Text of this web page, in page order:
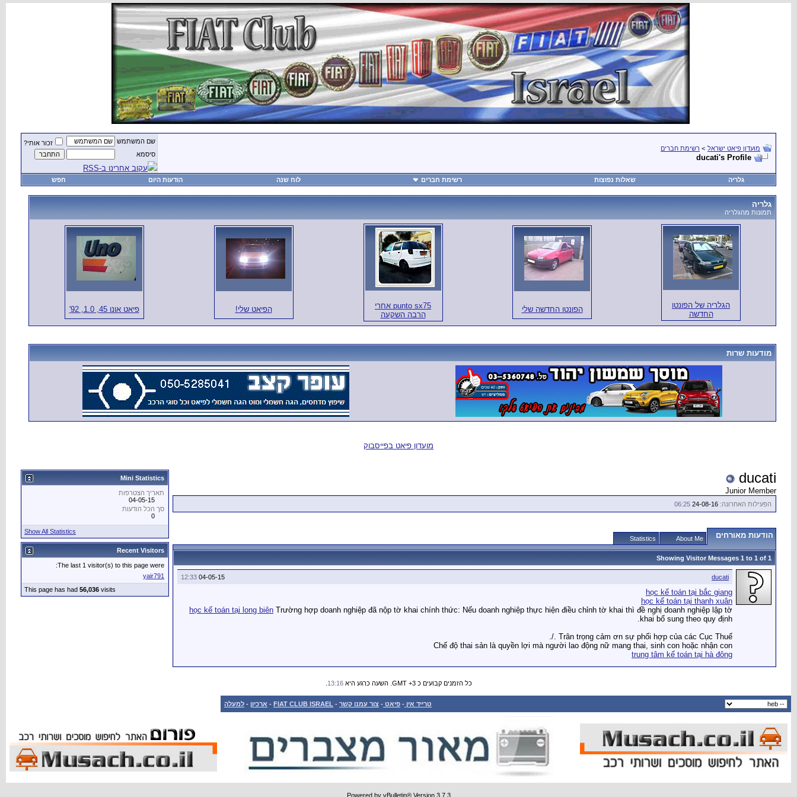
מועדון פיאט ישראל > רשימת חברים
ducati's Profile
שם המשתמש
זכור אותי?
סיסמא
עקוב אחרינו ב-RSS
גלריה שאלות נפוצות רשימת חברים לוח שנה הודעות היום חפש
גלריה
תמונות מהגלריה
הגלריה של הפונטו
החדשה
הפונטו החדשה שלי
punto sx75 אחרי
הרבה השקעה
הפיאט שלי! פיאט אונו 45, 1.0, 92'
מודעות שרות
מועדון פיאט בפייסבוק
ducati
Junior Member
הפעילות האחרונה: 06:25
הודעות מאורחים About Me
Statistics
Showing Visitor Messages 1 to 1 of 1
04-05-15
12:33 ducati
học kế toán tại bắc giang
học kế toán tại thanh xuân
học kế toán tại long biên Trường hợp doanh nghiệp đã nộp tờ khai chính thức: Nếu doanh nghiệp thực hiện điều chỉnh tờ khai thì đề nghị doanh nghiệp lập tờ
khai bổ sung theo quy định.
Trân trọng cảm ơn sự phối hợp của các Cục Thuế ./.
Chế độ thai sản là quyền lợi mà người lao động nữ mang thai, sinh con hoặc nhận con
trung tâm kế toán tại hà đông
Mini Statistics
תאריך הצטרפות
04-05-15
סך הכל הודעות
0
Show All Statistics
Recent Visitors
The last 1 visitor(s) to this page were:
yair791
This page has had 56,036 visits
כל הזמנים קבועים כ GMT +3. השעה כרגע היא 13:16
טרייד אין - פיאט - צור עמנו קשר -
FIAT CLUB ISRAEL
- ארכיון - למעלה
Powered by vBulletin® Version 3.7.3